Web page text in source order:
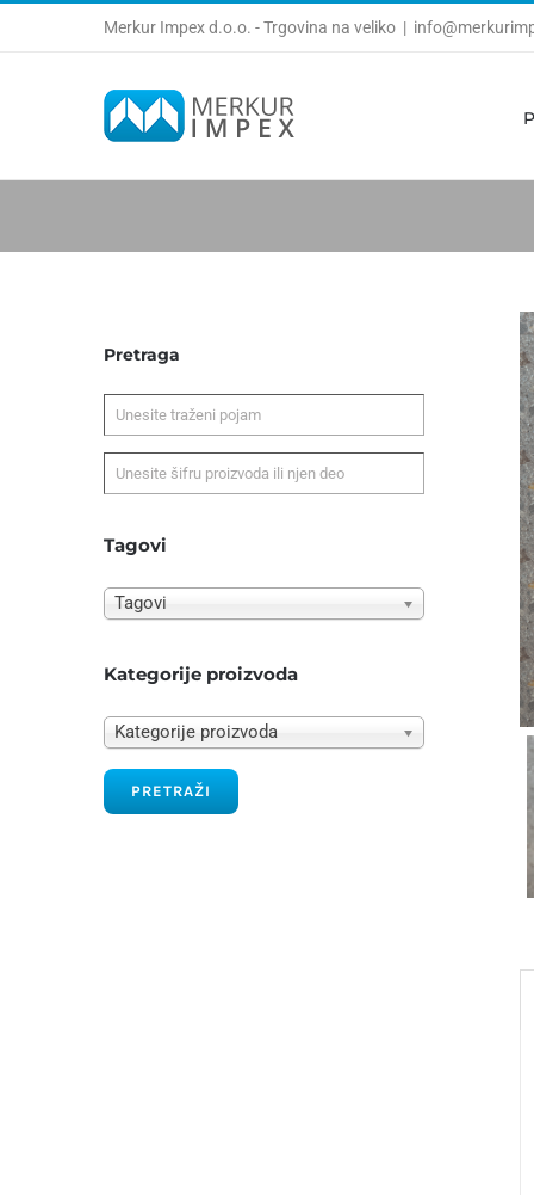
Merkur Impex d.o.o. - Trgovina na veliko |
Pretraga
Tagovi
Tagovi
Kategorije proizvoda
Kategorije proizvoda
PRETRAŽI